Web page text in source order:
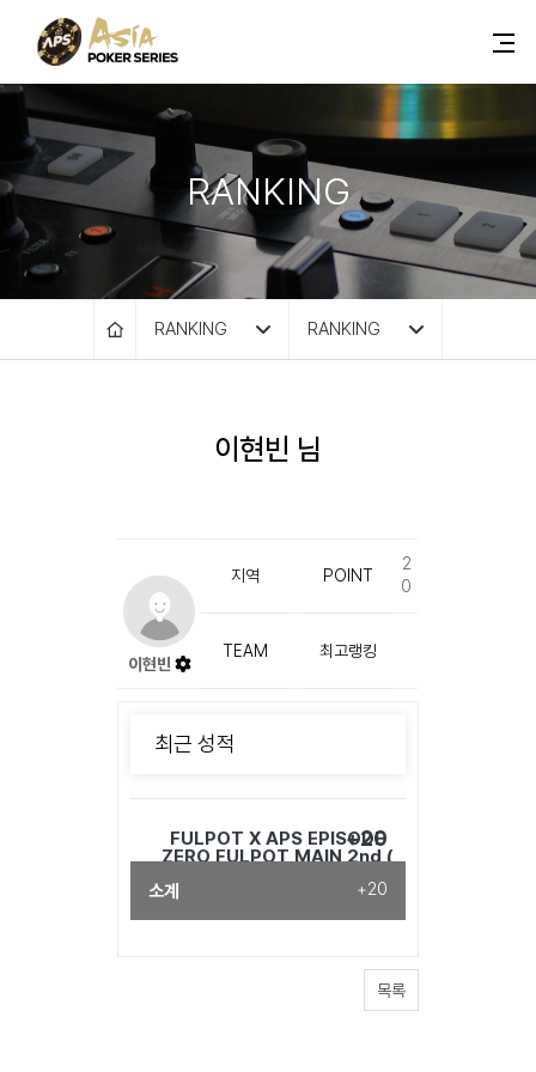
RANKING
RANKING RANKING
이현빈 님
이현빈
지역 POINT
2
0
TEAM 최고랭킹
최근 성적
FULPOT X APS EPISODE
ZERO FULPOT MAIN 2nd (
+20
소계 +20
목록